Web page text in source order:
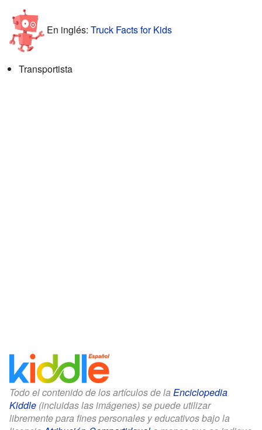
En inglés: Truck Facts for Kids
Transportista
Todo el contenido de los artículos de la Enciclopedia
Kiddle (incluidas las imágenes) se puede utilizar
libremente para fines personales y educativos bajo la